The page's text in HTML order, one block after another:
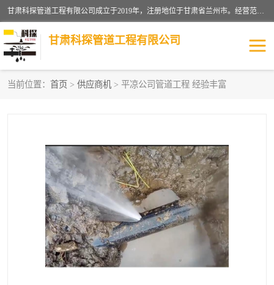
甘肃科探管道工程有限公司成立于2019年，注册地位于甘肃省兰州市。经营范围包括管道安装、清洗、疏通、维修、检测，防水工程，工程钻孔，化粪池清理，暖气安装，给排水管道安装维修，室内外管道如消防、供水、供热管道漏水检测定位，室内外防水堵漏等。
甘肃科探管道工程有限公司
当前位置： 首页 > 供应商机 > 平凉公司管道工程 经验丰富
供热管道漏水 排水管道漏水
自来水管漏水 管道疏通
高压车疏通清淤